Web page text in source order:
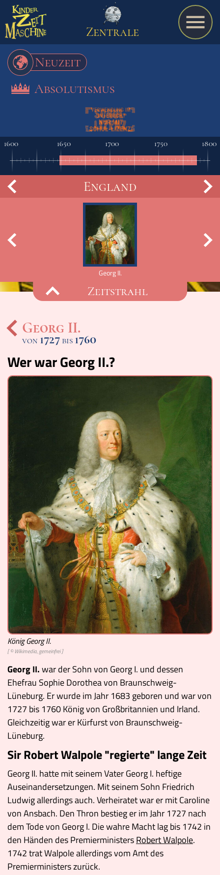
Spiel
Termine
Schulmaterialien
Zentrale
Neuzeit
Absolutismus
1600 1650 1700 1750 1800
England
Georg II.
Zeitstrahl
Ereignisse
Lucys Wissensbox
Quiz
Memospiel
Video
Mach mit!
Buchtipps
Schulmaterialien
Museen
Georg II.
von 1727 bis 1760
Wer war Georg II.?
König Georg II.
[ © Wikimedia, gemeinfrei ]
Georg II.war der Sohn von Georg I. und dessen
Ehefrau Sophie Dorothea von Braunschweig-
Lüneburg. Er wurde im Jahr 1683 geboren und war von
1727 bis 1760 König von Großbritannien und Irland.
Gleichzeitig war er Kürfurst von Braunschweig-
Lüneburg.
Sir Robert Walpole "regierte" lange Zeit
Georg II. hatte mit seinem Vater Georg I. heftige
Auseinandersetzungen. Mit seinem Sohn Friedrich
Ludwig allerdings auch. Verheiratet war er mit Caroline
von Ansbach. Den Thron bestieg er im Jahr 1727 nach
dem Tode von Georg I. Die wahre Macht lag bis 1742 in
den Händen des PremierministersRobert Walpole.
1742 trat Walpole allerdings vom Amt des
Premierministers zurück.